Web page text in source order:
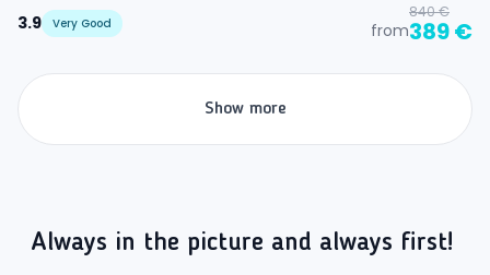
3.9
Very Good from
840 €
389 €
Show more
Always in the picture and always first!